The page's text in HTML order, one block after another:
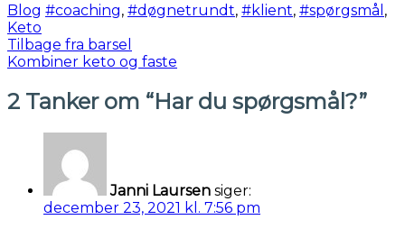
Blog #coaching, #døgnetrundt, #klient, #spørgsmål ,
Keto
Indlægsnavigation
Tilbage fra barsel
Kombiner keto og faste
2 Tanker om “Har du spørgsmål?”
Janni Laursen siger:
december 23, 2021 kl. 7:56 pm